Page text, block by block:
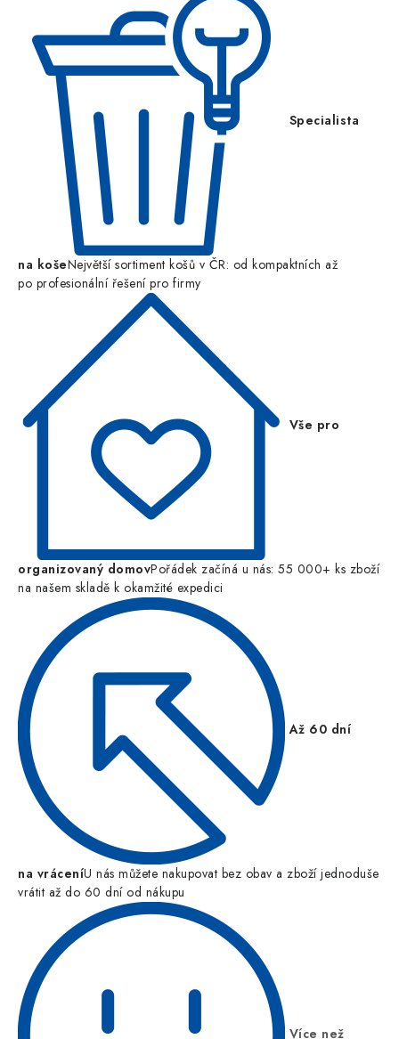
Specialista
na košeNejvětší sortiment košů v ČR: od kompaktních až
po profesionální řešení pro firmy
Vše pro
organizovaný domovPořádek začíná u nás: 55 000+ ks zboží
na našem skladě k okamžité expedici
Až 60 dní
na vráceníU nás můžete nakupovat bez obav a zboží jednoduše
vrátit až do 60 dní od nákupu
Více než